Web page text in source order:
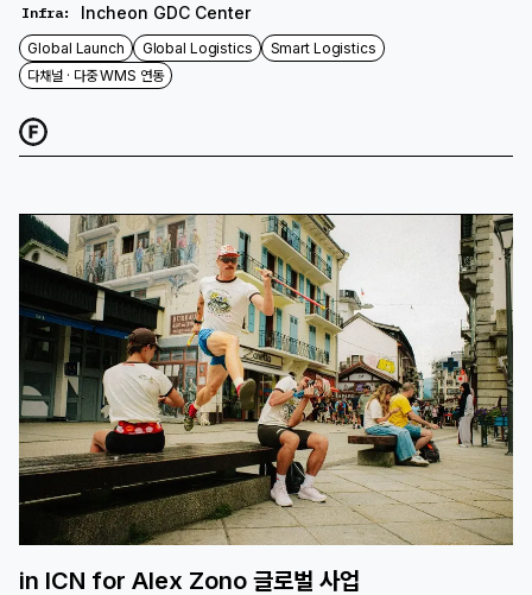
Infra: Incheon GDC Center
Global Launch Global Logistics
Smart Logistics
다채널 · 다중 WMS 연동
in ICN for Alex Zono 글로벌 사업